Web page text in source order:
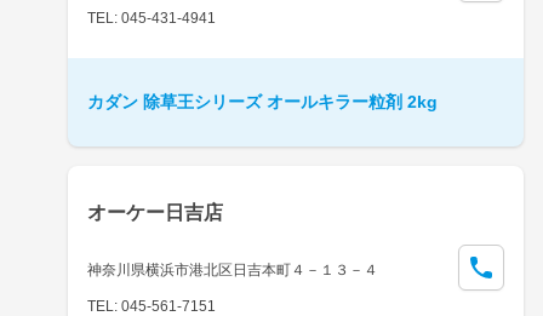
TEL: 045-431-4941
カダン 除草王シリーズ オールキラー粒剤 2kg
オーケー日吉店
神奈川県横浜市港北区日吉本町４－１３－４
TEL: 045-561-7151